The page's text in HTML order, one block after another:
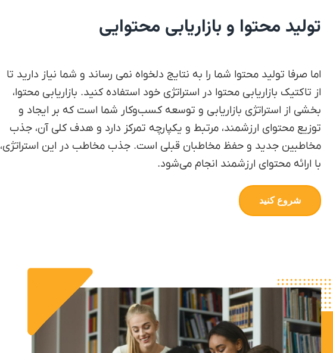
تولید محتوا و بازاریابی محتوایی
اما صرفا تولید محتوا شما را به نتایج دلخواه نمی رساند و شما نیاز دارید تا
از تاکتیک بازاریابی محتوا در استراتژی خود استفاده کنید. بازاریابی محتوا،
بخشی از استراتژی بازاریابی و توسعه کسب‌وکار شما است که بر ایجاد و
توزیع محتوای ارزشمند، مرتبط و یکپارچه تمرکز دارد و هدف کلی آن، جذب
مخاطبین جدید و حفظ مخاطبان قبلی است. جذب مخاطب در این استراتژی،
با ارائه محتوای ارزشمند انجام می‌شود.
شروع کنید